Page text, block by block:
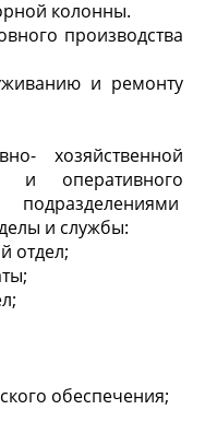
колонны.
производства
и ремонту
хозяйственной
и оперативного
и службы:
отдел;
обеспечения;